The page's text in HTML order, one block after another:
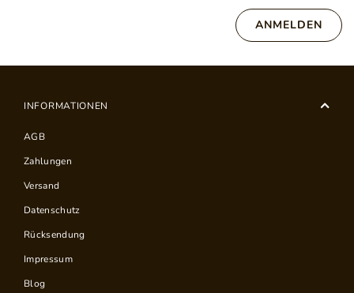
ANMELDEN
INFORMATIONEN
AGB
Zahlungen
Versand
Datenschutz
Rücksendung
Impressum
Blog